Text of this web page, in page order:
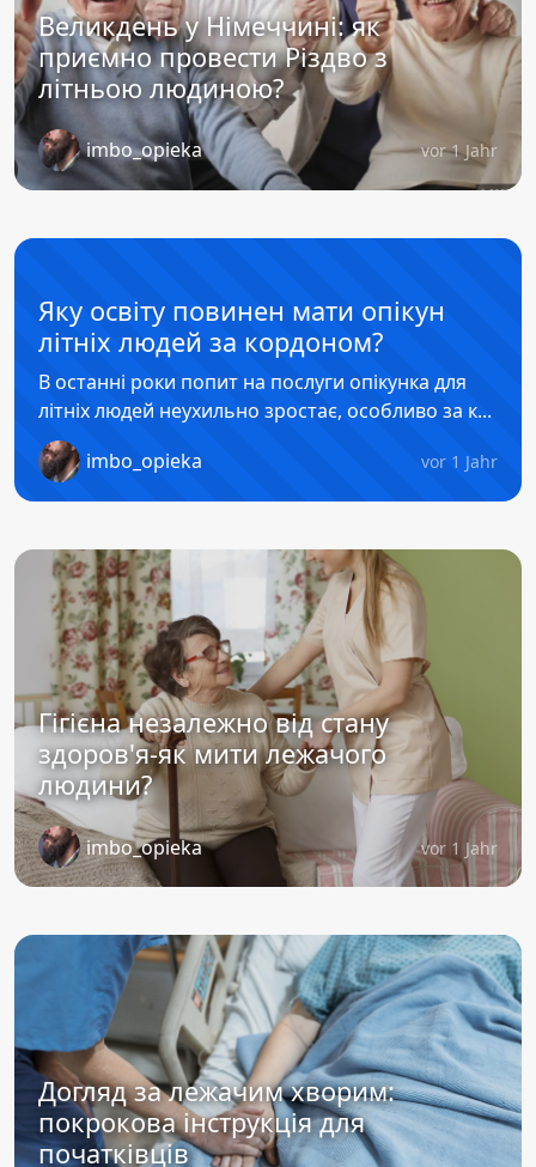
Великдень у Німеччині: як
приємно провести Різдво з
літньою людиною?
imbo_opieka vor 1 Jahr
Яку освіту повинен мати опікун
літніх людей за кордоном?
В останні роки попит на послуги опікунка для
літніх людей неухильно зростає, особливо за к...
imbo_opieka
vor 1 Jahr
Гігієна незалежно від стану
здоров'я-як мити лежачого
людини?
imbo_opieka vor 1 Jahr
Догляд за лежачим хворим:
покрокова інструкція для
початківців